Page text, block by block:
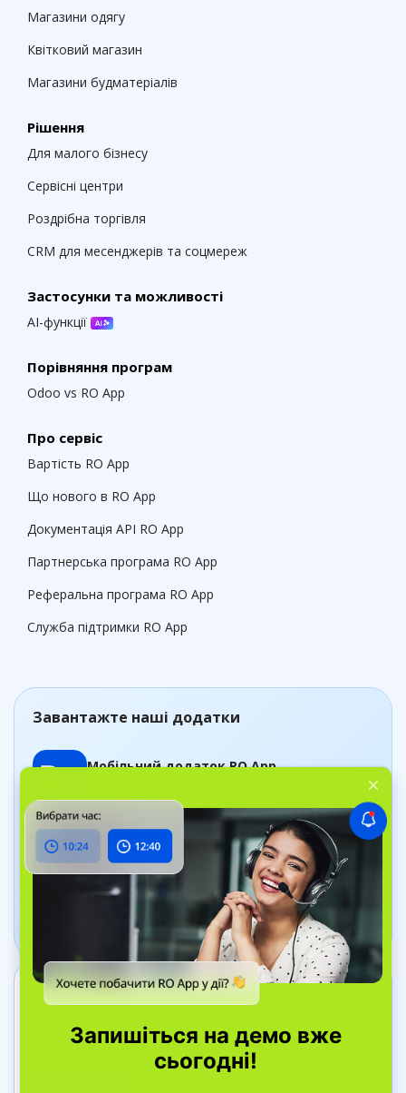
Магазини одягу
Квітковий магазин
Магазини будматеріалів
Рішення
Для малого бізнесу
Сервісні центри
Роздрібна торгівля
CRM для месенджерів та соцмереж
Застосунки та можливості
AI-функції
Порівняння програм
Odoo vs RO App
Про сервіс
Вартість RO App
Що нового в RO App
Документація API RO App
Партнерська програма RO App
Реферальна програма RO App
Служба підтримки RO App
Завантажте наші додатки
Мобільний додаток RO App
Додаток Дашборд
Відстежуйте стан бізнесу в реальному часі
Зв’яжіться з нами
вул. Bell Yard, 7, WC2A 2JR Лондон, Велика